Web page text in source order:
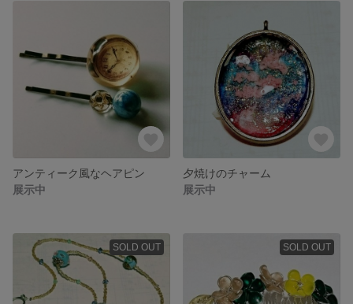
アンティーク風なヘアピン
展示中
夕焼けのチャーム
展示中
SOLD OUT SOLD OUT